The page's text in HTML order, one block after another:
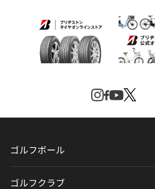
ゴルフボール
ゴルフクラブ